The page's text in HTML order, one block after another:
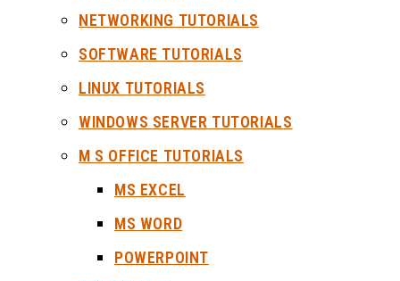
NETWORKING TUTORIALS
SOFTWARE TUTORIALS
LINUX TUTORIALS
WINDOWS SERVER TUTORIALS
M S OFFICE TUTORIALS
MS EXCEL
MS WORD
POWERPOINT